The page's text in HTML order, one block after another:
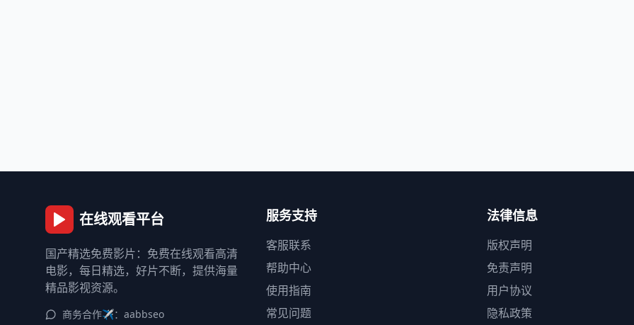
在线观看平台
国产精选免费影片：免费在线观看高清
电影，每日精选，好片不断，提供海量
精品影视资源。
商务合作✈️：aabbseo
服务支持
客服联系
帮助中心
使用指南
常见问题
法律信息
版权声明
免责声明
用户协议
隐私政策